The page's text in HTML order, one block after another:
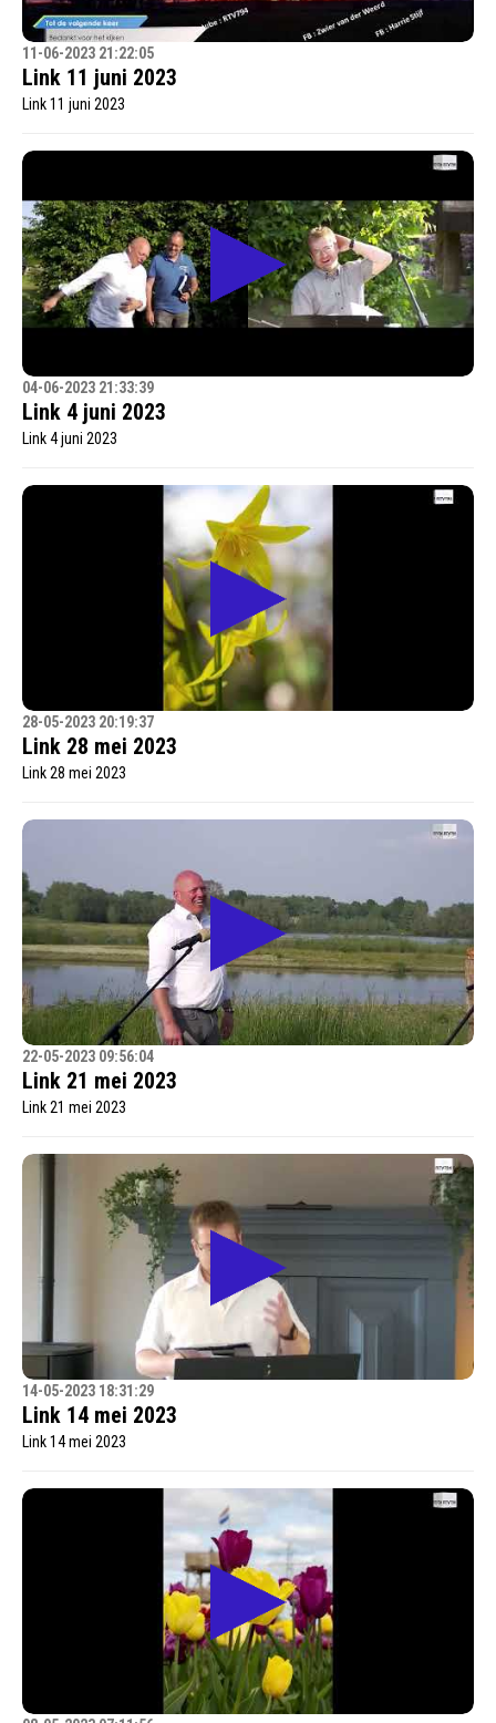
11-06-2023 21:22:05
Link 11 juni 2023
Link 11 juni 2023
04-06-2023 21:33:39
Link 4 juni 2023
Link 4 juni 2023
28-05-2023 20:19:37
Link 28 mei 2023
Link 28 mei 2023
22-05-2023 09:56:04
Link 21 mei 2023
Link 21 mei 2023
14-05-2023 18:31:29
Link 14 mei 2023
Link 14 mei 2023